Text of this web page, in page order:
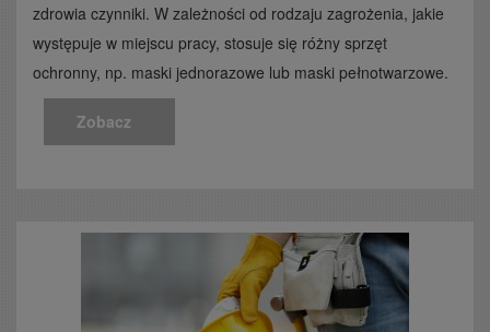
zdrowia czynniki. W zależności od rodzaju zagrożenia, jakie
występuje w miejscu pracy, stosuje się różny sprzęt
ochronny, np. maski jednorazowe lub maski pełnotwarzowe.
Zobacz